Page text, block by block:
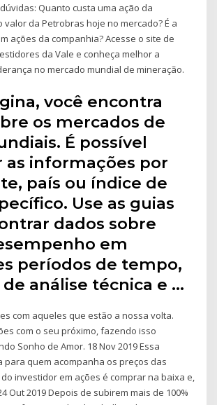
Quanto custa uma ação da
valor da Petrobras hoje no mercado? É a
ações da companhia? Acesse o site de
da Vale e conheça melhor a
no mercado mundial de mineração.
você encontra
os mercados de
É possível
as informações por
país ou índice de
Use as guias
dados sobre
em
períodos de tempo,
análise técnica e …
com aqueles que estão a nossa volta.
com o seu próximo, fazendo isso
Sonho de Amor. 18 Nov 2019 Essa
para quem acompanha os preços das
investidor em ações é comprar na baixa e,
Out 2019 Depois de subirem mais de 100%